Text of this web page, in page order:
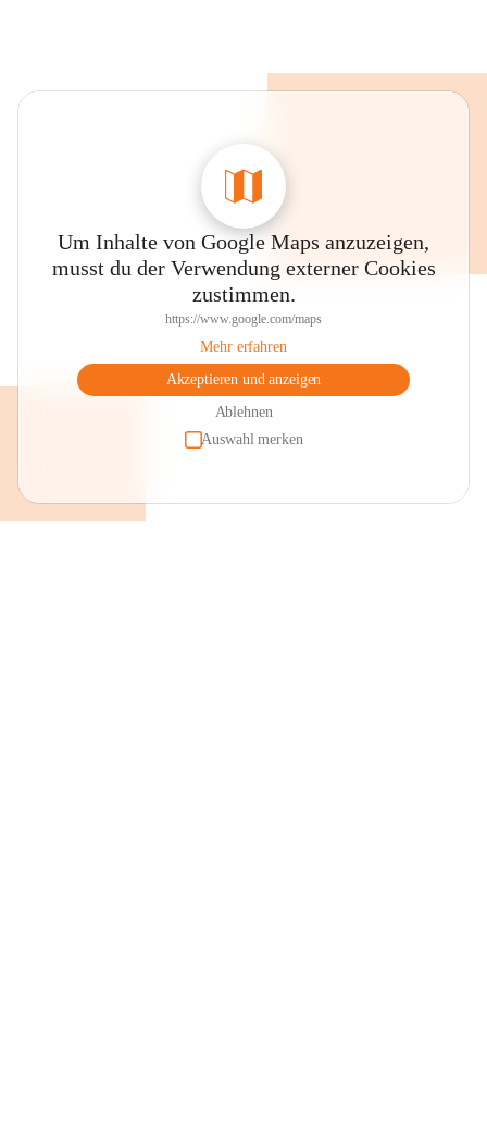
Um Inhalte von Google Maps anzuzeigen,
musst du der Verwendung externer Cookies
zustimmen.
https://www.google.com/maps
Mehr erfahren
Akzeptieren und anzeigen
Ablehnen
Auswahl merken